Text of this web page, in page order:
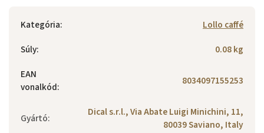
Kategória:
Lollo caffé
Súly:
0.08 kg
EAN
vonalkód: 8034097155253
Gyártó:
Dical s.r.l., Via Abate Luigi Minichini, 11,
80039 Saviano, Italy